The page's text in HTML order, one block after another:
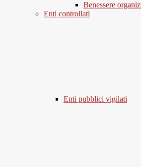
Benessere
Enti controllati
Enti pubblici vigilati